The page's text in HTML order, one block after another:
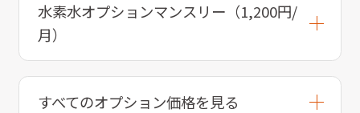
水素水オプションマンスリー（1,200円/
月）
すべてのオプション価格を見る